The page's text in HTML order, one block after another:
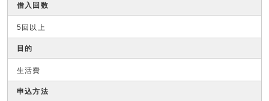
借入回数
5回以上
目的
生活費
申込方法